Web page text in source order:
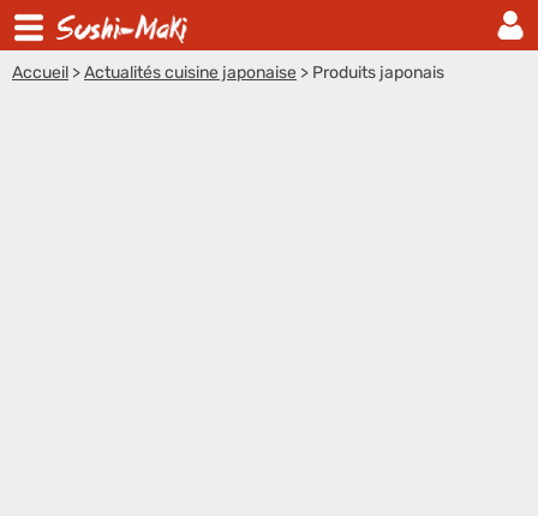
Accueil >Actualités cuisine japonaise > Produits japonais